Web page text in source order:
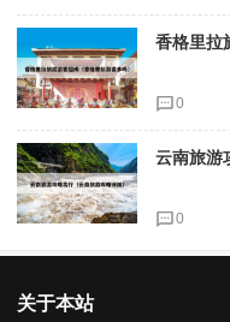
香格里拉
0
云南旅游
0
关于本站